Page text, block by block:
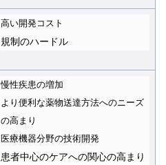
高い開発コスト
規制のハードル
慢性疾患の増加
より便利な薬物送達方法へのニーズ
の高まり
医療機器分野の技術開発
患者中心のケアへの関心の高まり